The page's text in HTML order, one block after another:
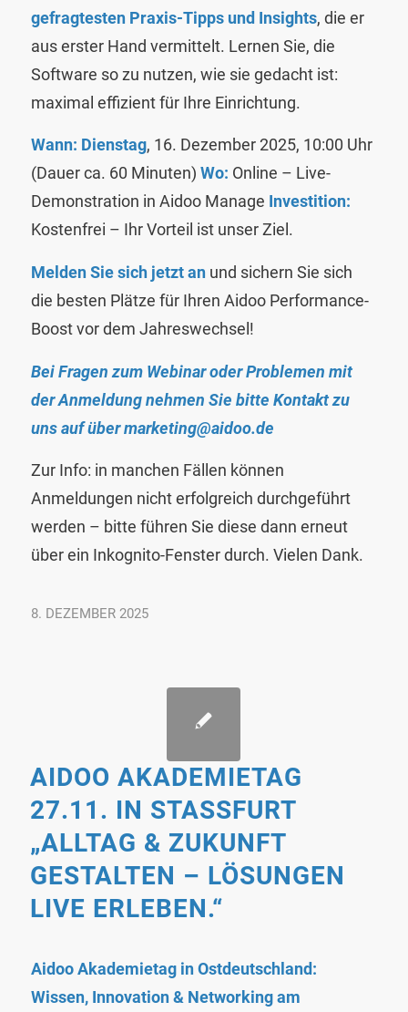
gefragtesten Praxis-Tipps und Insights, die er
aus erster Hand vermittelt. Lernen Sie, die
Software so zu nutzen, wie sie gedacht ist:
maximal effizient für Ihre Einrichtung.
Wann: Dienstag, 16. Dezember 2025, 10:00 Uhr
(Dauer ca. 60 Minuten) Wo: Online – Live-
Demonstration in Aidoo Manage Investition:
Kostenfrei – Ihr Vorteil ist unser Ziel.
Melden Sie sich jetzt anund sichern Sie sich
die besten Plätze für Ihren Aidoo Performance-
Boost vor dem Jahreswechsel!
Bei Fragen zum Webinar oder Problemen mit
der Anmeldung nehmen Sie bitte Kontakt zu
uns auf übermarketing@aidoo.de
Zur Info: in manchen Fällen können
Anmeldungen nicht erfolgreich durchgeführt
werden – bitte führen Sie diese dann erneut
über ein Inkognito-Fenster durch. Vielen Dank.
8. DEZEMBER 2025
AIDOO AKADEMIETAG
27.11. IN STASSFURT
„ALLTAG & ZUKUNFT G
ESTALTEN – LÖSUNGEN L
IVE ERLEBEN.“
Aidoo Akademietag in Ostdeutschland:
Wissen, Innovation & Networking am